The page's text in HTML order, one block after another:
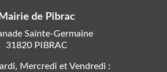
Mairie de Pibrac
Sainte-Germaine
31820 PIBRAC
Mercredi et Vendredi :